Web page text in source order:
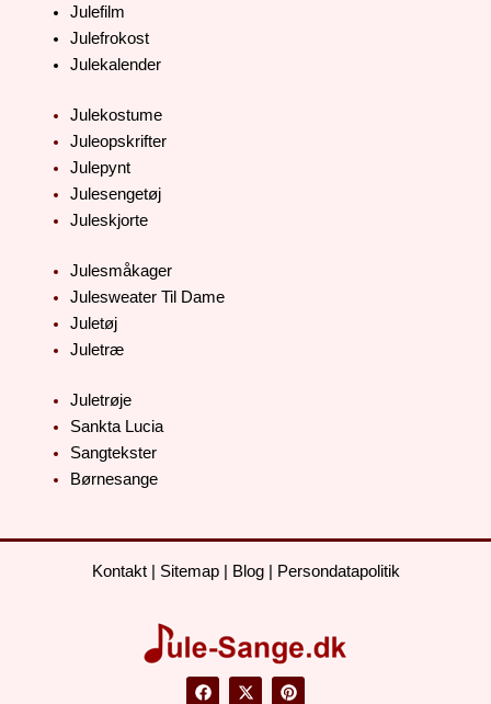
Julefilm
Julefrokost
Julekalender
Julekostume
Juleopskrifter
Julepynt
Julesengetøj
Juleskjorte
Julesmåkager
Julesweater Til Dame
Juletøj
Juletræ
Juletrøje
Sankta Lucia
Sangtekster
Børnesange
Kontakt| Sitemap| Blog| Persondatapolitik
F
a
X
-
P
i